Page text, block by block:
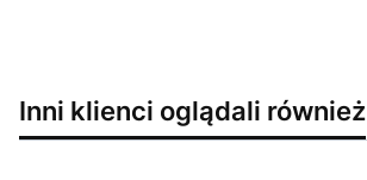
Inni klienci oglądali również